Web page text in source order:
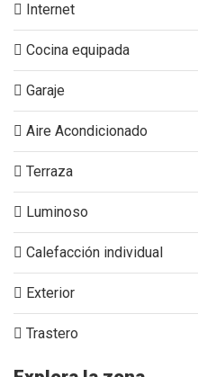
Internet
Cocina equipada
Garaje
Aire Acondicionado
Terraza
Luminoso
Calefacción individual
Exterior
Trastero